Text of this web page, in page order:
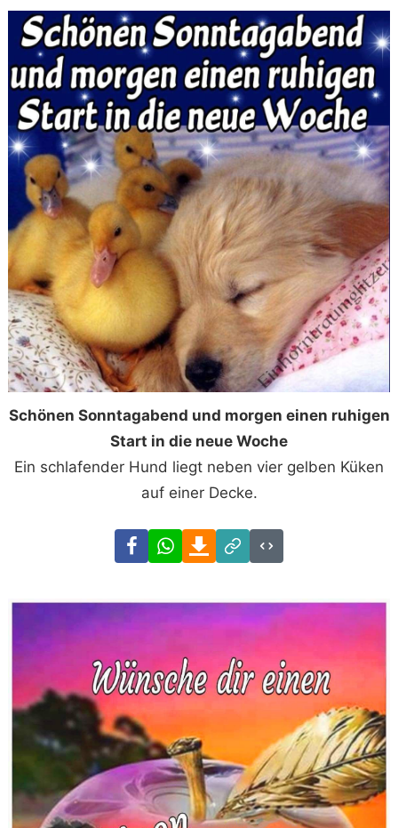
Schönen Sonntagabend und morgen einen ruhigen
Start in die neue Woche
Ein schlafender Hund liegt neben vier gelben Küken
auf einer Decke.
FacebookWhatsAppDownload
Link
Code